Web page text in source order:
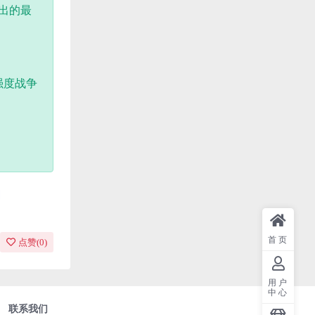
的最
度战争
点赞(0)
联系我们
首页
用户
中心